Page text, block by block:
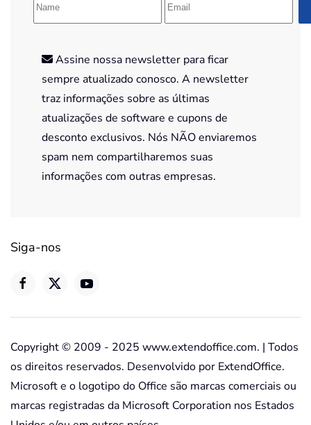
Assine nossa newsletter para ficar
sempre atualizado conosco. A newsletter
traz informações sobre as últimas
atualizações de software e cupons de
desconto exclusivos. Nós NÃO enviaremos
spam nem compartilharemos suas
informações com outras empresas.
Siga-nos
Copyright © 2009 - 2025 www.extendoffice.com. | Todos
os direitos reservados. Desenvolvido por ExtendOffice.
Microsoft e o logotipo do Office são marcas comerciais ou
marcas registradas da Microsoft Corporation nos Estados